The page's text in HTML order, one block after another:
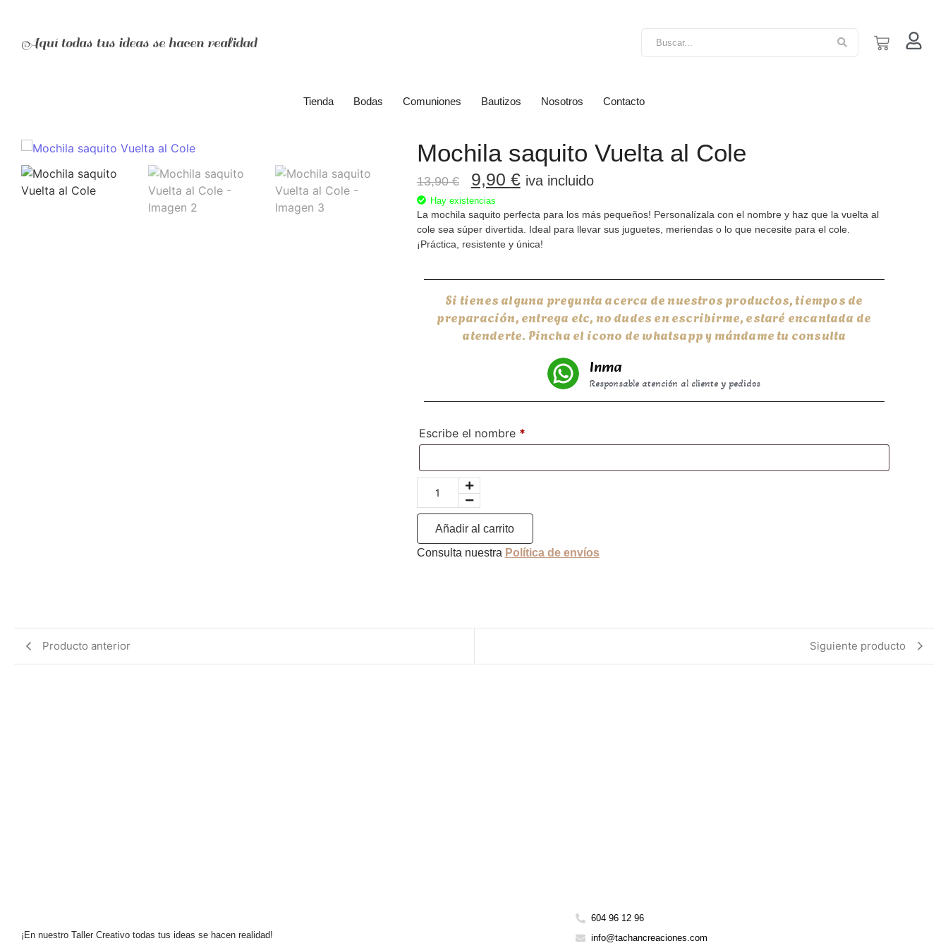
Aquí todas tus ideas se hacen realidad
Tienda Bodas Comuniones Bautizos Nosotros Contacto
Mochila saquito Vuelta al Cole
13,90€ 9,90 € iva incluido
Hay existencias
La mochila saquito perfecta para los más pequeños! Personalízala con el nombre y haz que la vuelta al
cole sea súper divertida. Ideal para llevar sus juguetes, meriendas o lo que necesite para el cole.
¡Práctica, resistente y única!
Si tienes alguna pregunta acerca de nuestros productos, tiempos de
preparación, entrega etc, no dudes en escribirme, estaré encantada de
atenderte. Pincha el icono de whatsapp y mándame tu consulta
Inma
Responsable atención al cliente y pedidos
Escribe el nombre *
Añadir al carrito
Consulta nuestra Política de envíos
Producto anterior Siguiente producto
¡En nuestro Taller Creativo todas tus ideas se hacen realidad!
604 96 12 96
info@tachancreaciones.com